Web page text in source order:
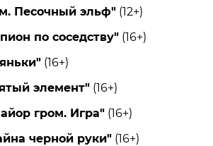
Песочный эльф" (12+)
по соседству" (16+)
(16+)
элемент" (16+)
гром. Игра" (16+)
черной руки" (16+)